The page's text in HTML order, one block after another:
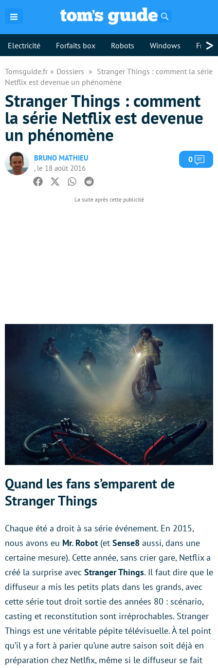
Electricité Forfaits box Robots Windows >
Tomsguide.fr Dossiers
Stranger Things : comment la série
Netflix est devenue un phénomène
Stranger Things : comment
la série Netflix est devenue
un phénomène
BRUNO MATHIEU
, le 18 août 2016
0
Facebook
TwitterWhatsapp
Reddit
Quand les fans s’emparent de
Stranger Things
Chaque été a droit à sa série événement. En 2015,
nous avons eu Mr. Robot (et Sense8 aussi, dans une
certaine mesure). Cette année, sans crier gare, Netflix a
créé la surprise avec Stranger Things. Il faut dire que le
diffuseur a mis les petits plats dans les grands, avec
cette série tout droit sortie des années 80 : scénario,
casting et reconstitution sont irréprochables. Stranger
Things est une véritable pépite télévisuelle. À tel point
qu’il y a fort à parier qu’une autre saison soit déjà en
préparation chez Netlfix, même si le diffuseur se fait